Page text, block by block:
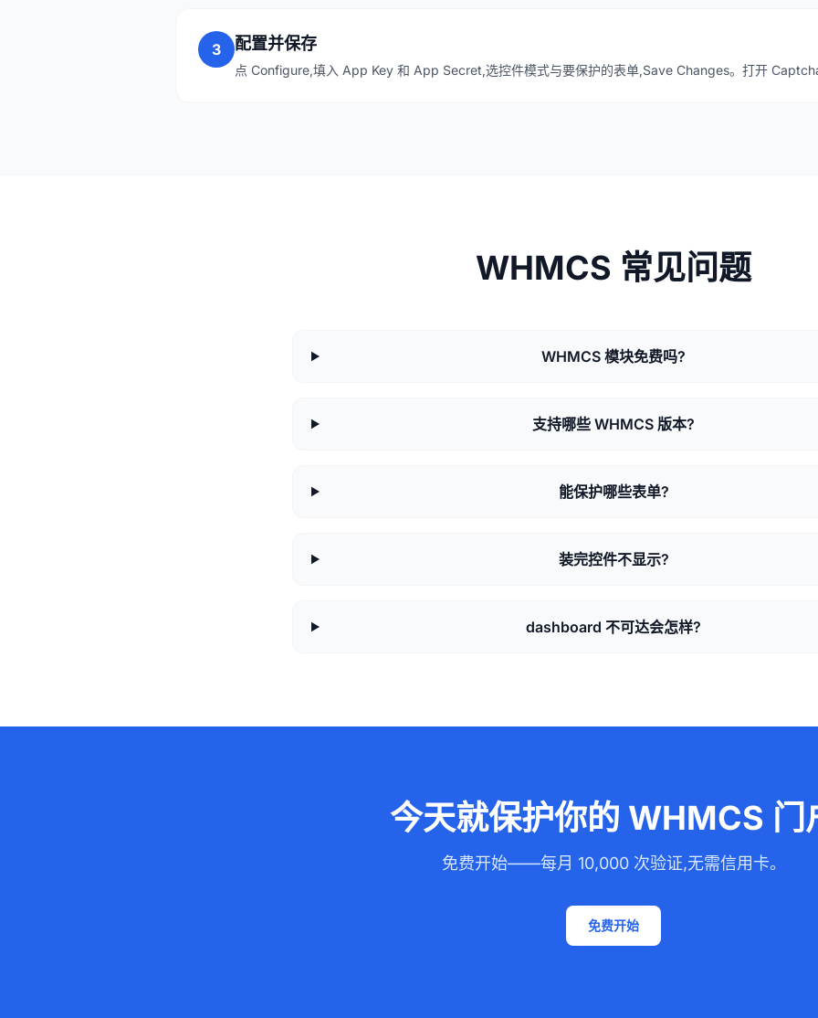
3 配置并保存
点 Configure,填入 App Key 和 App Secret,选控件模式与要保护的表单,Save Changes。打开
WHMCS 常见问题
WHMCS 模块免费吗?
支持哪些 WHMCS 版本?
能保护哪些表单?
装完控件不显示?
dashboard 不可达会怎样?
今天就保护你的 WHMCS 门
免费开始——每月 10,000 次验证,无需信用卡。
免费开始